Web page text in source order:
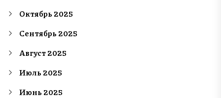
Октябрь 2025
Сентябрь 2025
Август 2025
Июль 2025
Июнь 2025